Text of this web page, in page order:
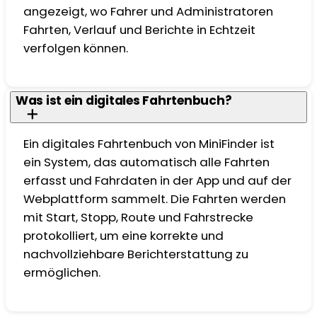
angezeigt, wo Fahrer und Administratoren
Fahrten, Verlauf und Berichte in Echtzeit
verfolgen können.
Was ist ein digitales Fahrtenbuch?
Ein digitales Fahrtenbuch von MiniFinder ist
ein System, das automatisch alle Fahrten
erfasst und Fahrdaten in der App und auf der
Webplattform sammelt. Die Fahrten werden
mit Start, Stopp, Route und Fahrstrecke
protokolliert, um eine korrekte und
nachvollziehbare Berichterstattung zu
ermöglichen.